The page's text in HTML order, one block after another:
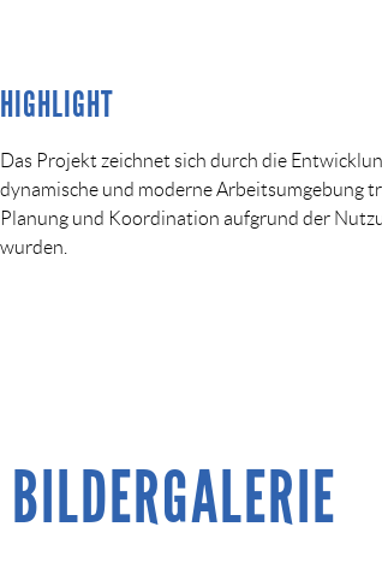
HIGHLIGHT
Das Projekt zeichnet sich durch die
dynamische und moderne Arbeitsumgebung
Planung und Koordination aufgrund der
wurden.
BILDERGALERIE